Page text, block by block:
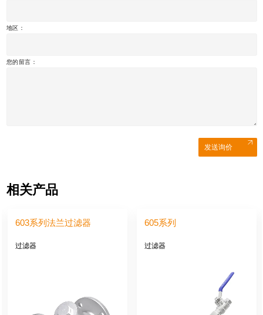
地区：
您的留言：
发送询价
相关产品
603系列法兰过滤器
过滤器
605系列
过滤器